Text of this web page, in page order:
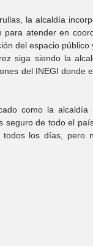
la alcaldía
para atender en
del espacio
siga siendo la
del INEGI donde
como la
seguro de todo el
todos los días, pero